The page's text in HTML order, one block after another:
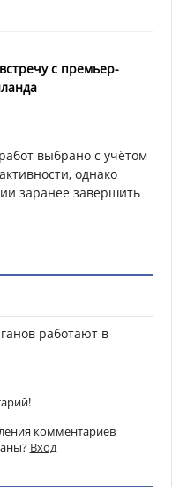
с премьер-
выбрано с учётом
однако
заранее завершить
работают в
комментариев
Вход